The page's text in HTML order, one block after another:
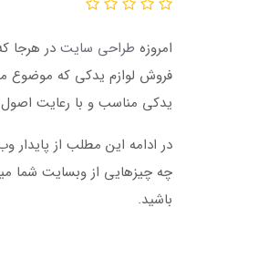
امروزه طراحی سایت در هرجا
فروش لوازم یدکی که موضوع
یدکی مناسب و با رعایت اصول
در ادامه این مطلب از
چه چیزهایی از وبسایت شما
باشید.